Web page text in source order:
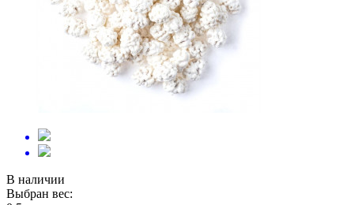
В наличии
Выбран вес: